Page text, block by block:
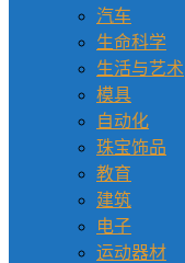
汽车
生命科学
生活与艺术
模具
自动化
珠宝饰品
教育
建筑
电子
运动器材